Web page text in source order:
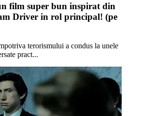
film super bun inspirat din
Driver in rol principal! (pe
terorismului a condus la unele
pract...